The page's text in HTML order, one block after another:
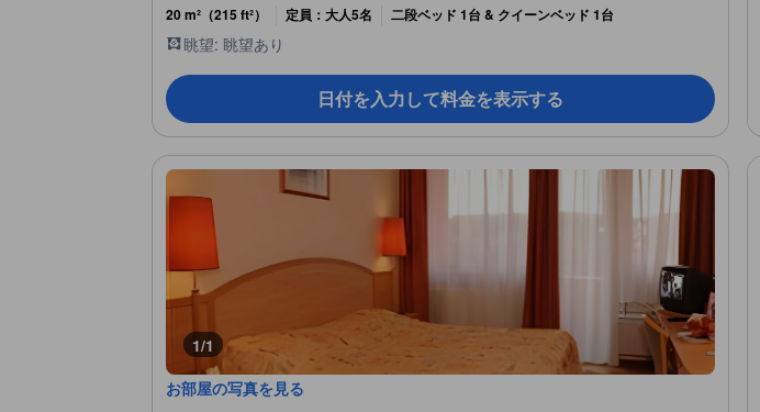
20 m²（215 ft²） 定員：大人5名 二段ベッド 1台 & クイーンベッド 1台
眺望: 眺望あり
日付を入力して料金を表示する
1/1
お部屋の写真を見る